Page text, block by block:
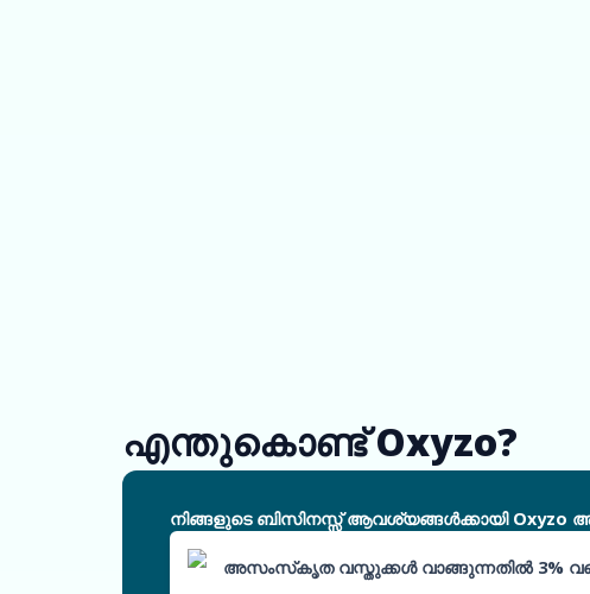
എന്തുകൊണ്ട് Oxyzo?
നിങ്ങളുടെ ബിസിനസ്സ് ആവശ്യങ്ങൾക്കായി
അസംസ്‌കൃത വസ്തുക്കൾ വാങ്ങുന്നതിൽ 3%